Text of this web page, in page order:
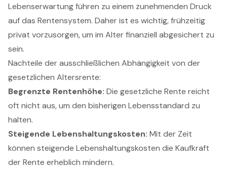
Lebenserwartung führen zu einem zunehmenden Druck
auf das Rentensystem. Daher ist es wichtig, frühzeitig
privat vorzusorgen, um im Alter finanziell abgesichert zu
sein.
Nachteile der ausschließlichen Abhängigkeit von der
gesetzlichen Altersrente:
Begrenzte Rentenhöhe: Die gesetzliche Rente reicht
oft nicht aus, um den bisherigen Lebensstandard zu
halten.
Steigende Lebenshaltungskosten: Mit der Zeit
können steigende Lebenshaltungskosten die Kaufkraft
der Rente erheblich mindern.